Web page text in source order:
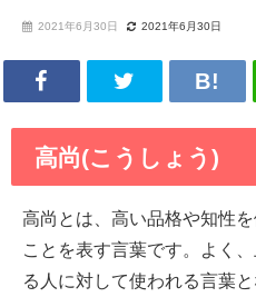
2021年6月30日 2021年6月30日
高尚(こうしょう)
高尚とは、高い品格や知性
ことを表す言葉です。よく
る人に対して使われる言葉